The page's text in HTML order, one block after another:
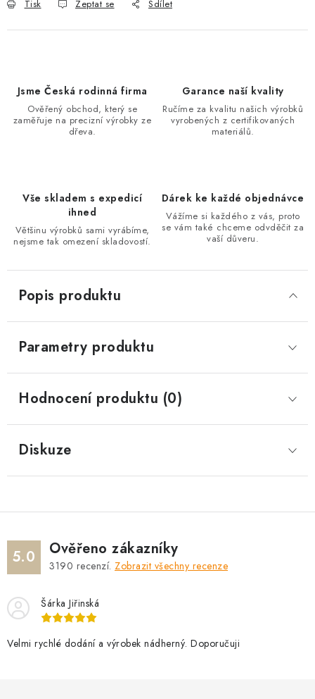
Tisk Zeptat se Sdílet
Jsme Česká rodinná firma
Ověřený obchod, který se
zaměřuje na precizní výrobky ze
dřeva.
Garance naší kvality
Ručíme za kvalitu našich výrobků
vyrobených z certifikovaných
materiálů.
Vše skladem s expedicí
ihned
Většinu výrobků sami vyrábíme,
nejsme tak omezení skladovostí.
Dárek ke každé objednávce
Vážíme si každého z vás, proto
se vám také chceme odvděčit za
vaší důveru.
Popis produktu
Parametry produktu
Hodnocení produktu (0)
Diskuze
5.0 Ověřeno zákazníky
3190 recenzí. Zobrazit všechny recenze
Šárka Jiřinská
Velmi rychlé dodání a výrobek nádherný. Doporučuji